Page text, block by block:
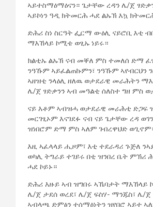
ኣይተስማዕማዕናን። ጌታቸው ረዳን ሌ/ጀ
ኣይኮነን ዓዲ ክትመርሕ ሓደ ልኡኽ እኳ
ድሕሪ ስነ ስርዓት ፌርማ ውዕሊ ናይሮቢ እቲ
ማእኸላይ ኮሚቴ ወፂኡ ነይሩ።
ክልቲኡ ልኡኽ ናብ መቐለ ምስ ተመለሰ ድማ
ንዓኹም ኣይፈልጠኩምን፣ ንዓኹም ኣየብርህን
ኣዘዝቲ ንላዕሊ ዘለዉ ወታደራዊ መራሕትን
ሌ/ጀ ፃድቃንን ኣብ መዓልቲ ሰለስተ ግዘ ምስ
ናይ እቶም ኣብዝሓ ወታደራዊ መራሕቲ ድጋፍ
መርገፂኦም እናገደፉ ናብ ናይ ጌታቸው ረዳ
ዝነበሮም ድማ ምስ ኣለም ገብረዋህድ
እዚ ኣፈላላይ ሒዞም፣ እቲ ተደራዳሪ ጉጅለ
ወካሊ ትግራይ ተገይሩ በቲ ዝንበረ ቤት ምኽሪ
ሓደ ኮይኑ።
ድሕሪ እዙይ ኣብ ዝግበሩ ኣኼባታት
ሌ/ጀ ታደሰ ወረደ፣ ሌ/ጀ ፍስሃ- ማንጁስ፣
ኣብላጫ ድምፅን ተሰማዕነትን ዝየበሮ ኣይተ